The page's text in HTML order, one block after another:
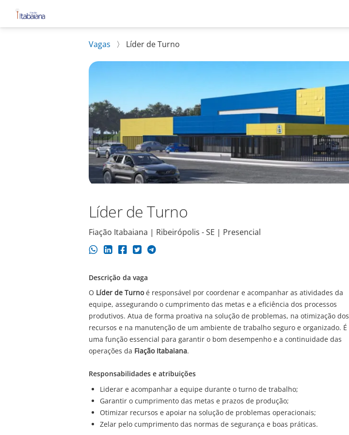
Vagas 〉 Líder de Turno
Líder de Turno
Fiação Itabaiana | Ribeirópolis - SE | Presencial
Descrição da vaga
O Líder de Turnoé responsável por coordenar e acompanhar as atividades da
equipe, assegurando o cumprimento das metas e a eficiência dos processos
produtivos. Atua de forma proativa na solução de problemas, na otimização dos
recursos e na manutenção de um ambiente de trabalho seguro e organizado. É
uma função essencial para garantir o bom desempenho e a continuidade das
operações da Fiação Itabaiana.
Responsabilidades e atribuições
Liderar e acompanhar a equipe durante o turno de trabalho;
Garantir o cumprimento das metas e prazos de produção;
Otimizar recursos e apoiar na solução de problemas operacionais;
Zelar pelo cumprimento das normas de segurança e boas práticas.